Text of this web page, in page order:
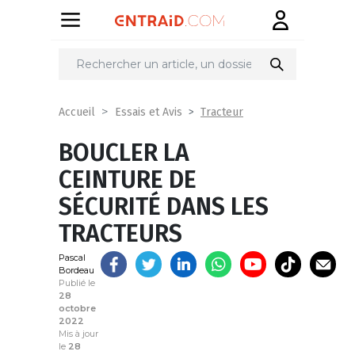
Partager
Accueil Essais et Avis Tracteur
BOUCLER LA
CEINTURE DE
SÉCURITÉ DANS LES
TRACTEURS
Pascal
Bordeau
Publié le
28
octobre
2022
Mis à jour
le 28